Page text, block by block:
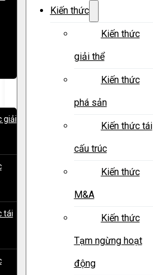
giải
tái
Kiến thức
Kiến thức
giải thể
Kiến thức
phá sản
Kiến thức tái
cấu trúc
Kiến thức
M&A
Kiến thức
Tạm ngừng hoạt
động